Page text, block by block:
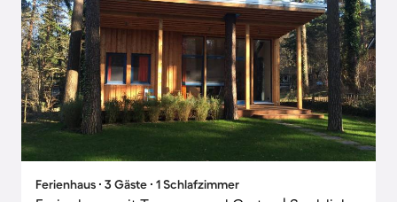
Ferienhaus ∙ 3 Gäste ∙ 1 Schlafzimmer